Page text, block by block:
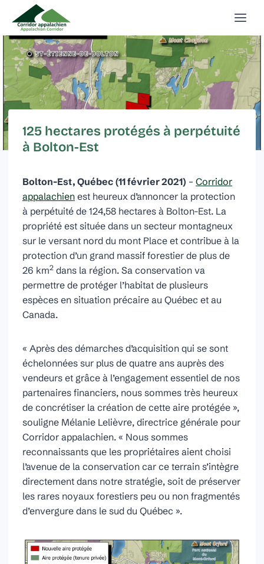
contenu
125 hectares protégés à perpétuité
à Bolton-Est
Bolton-Est, Québec (11 février 2021) – Corridor
appalachien est heureux d’annoncer la protection
à perpétuité de 124,58 hectares à Bolton-Est. La
propriété est située dans un secteur montagneux
sur le versant nord du mont Place et contribue à la
protection d’un grand massif forestier de plus de
26 km2 dans la région. Sa conservation va
permettre de protéger l’habitat de plusieurs
espèces en situation précaire au Québec et au
Canada.
« Après des démarches d’acquisition qui se sont
échelonnées sur plus de quatre ans auprès des
vendeurs et grâce à l’engagement essentiel de nos
partenaires financiers, nous sommes très heureux
de concrétiser la création de cette aire protégée »,
souligne Mélanie Lelièvre, directrice générale pour
Corridor appalachien. « Nous sommes
reconnaissants que les propriétaires aient choisi
l’avenue de la conservation car ce terrain s’intègre
directement dans notre stratégie, soit de préserver
les rares noyaux forestiers peu ou non fragmentés
d’envergure dans le sud du Québec ».